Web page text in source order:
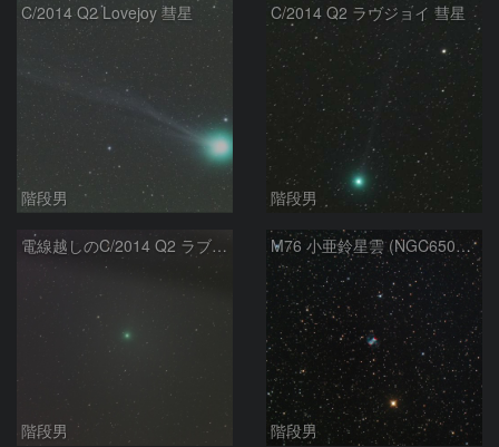
C/2014 Q2 Lovejoy 彗星
階段男
C/2014 Q2 ラヴジョイ 彗星
階段男
電線越しのC/2014 Q2 ラブジョイ彗星
階段男
M76 小亜鈴星雲 (NGC650、651)
階段男